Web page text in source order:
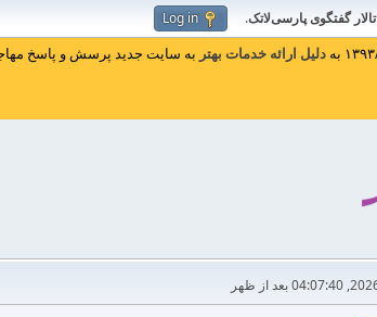
تالار گفتگوی پارسی‌لاتک.
Log in
دلیل ارائه خدمات بهتر به سایت جدید پرسش و پاسخ